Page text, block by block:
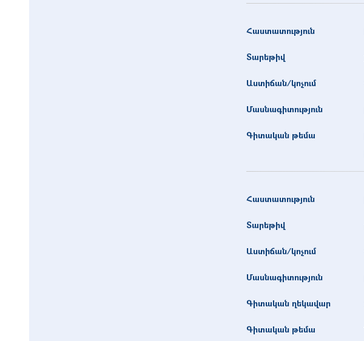
Հաստատություն
Տարեթիվ
Աստիճան/կոչում
Մասնագիտություն
Գիտական թեմա
Հաստատություն
Տարեթիվ
Աստիճան/կոչում
Մասնագիտություն
Գիտական ղեկավար
Գիտական թեմա